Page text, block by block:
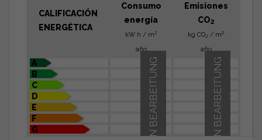
CALIFICACIÓN
ENERGÉTICA
Consumo
energía
kW h / m2
año
Emisiones
CO2
kg CO2 / m2
año
A
B
C
D
E
F
G
IN BEARBEITUNG
IN BEARBEITUNG